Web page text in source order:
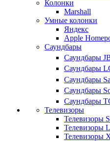
Колонки
Marshall
Умные колонки
Яндекс
Apple
Саундбары
Саундбары
Саундбары
Саундбары
Саундбары
Саундбары
Телевизоры
Телевизоры
Телевизоры
Телевизоры